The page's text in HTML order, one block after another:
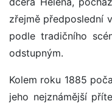
zřejmě předposlední
podle tradičního
odstupným.
Kolem roku 1885
jeho nejznámější